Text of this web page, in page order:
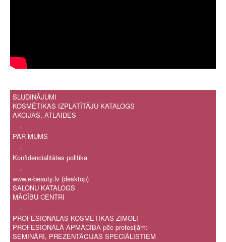
SLUDINĀJUMI
KOSMĒTIKAS IZPLATĪTĀJU KATALOGS
AKCIJAS, ATLAIDES
.
PAR MUMS
.
Konfidencialitātes politika
.
www.e-beauty.lv (desktop)
SALONU KATALOGS
MĀCĪBU CENTRI
.
PROFESIONĀLAS KOSMĒTIKAS ZĪMOLI
PROFESIONĀLĀ APMĀCĪBA pēc profesijām:
SEMINĀRI, PREZENTĀCIJAS SPECIĀLISTIEM